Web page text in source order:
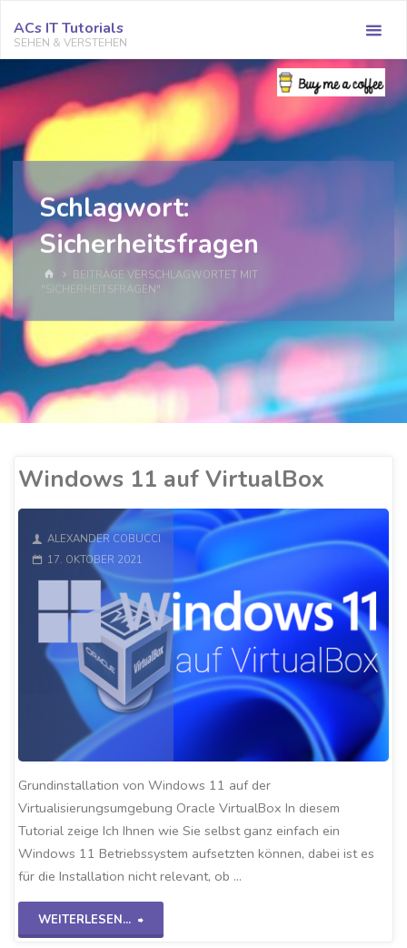
Inhalt
springen
ACs IT Tutorials
SEHEN & VERSTEHEN
Schlagwort:
Sicherheitsfragen
START
BEITRÄGE VERSCHLAGWORTET MIT
"SICHERHEITSFRAGEN"
Windows 11 auf VirtualBox
ALEXANDER COBUCCI
17. OKTOBER 2021
Grundinstallation von Windows 11 auf der
Virtualisierungsumgebung Oracle VirtualBox In diesem
Tutorial zeige Ich Ihnen wie Sie selbst ganz einfach ein
Windows 11 Betriebssystem aufsetzten können, dabei ist es
für die Installation nicht relevant, ob …
WEITERLESEN...
"Windows